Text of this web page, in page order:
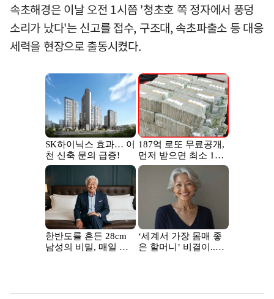
속초해경은 이날 오전 1시쯤 '청초호 쪽 정자에서 풍덩
소리가 났다'는 신고를 접수, 구조대, 속초파출소 등 대응
세력을 현장으로 출동시켰다.